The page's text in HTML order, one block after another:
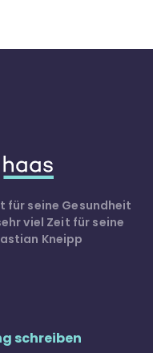
für seine Gesundheit
viel Zeit für seine
Kneipp
schreiben